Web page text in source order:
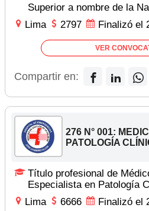
Superior a nombre de la
Lima
2797 Finalizó el
VER
Compartir en:
276 N° 001:
PATOLOGÍA
Título profesional de
Especialista en Patología
Lima
6666 Finalizó el